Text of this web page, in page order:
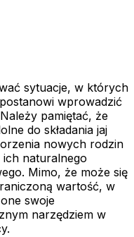
sytuacje, w których
wprowadzić
pamiętać, że
do składania jaj
nowych rodzin
ich naturalnego
Mimo, że może się
wartość, w
swoje
narzędziem w